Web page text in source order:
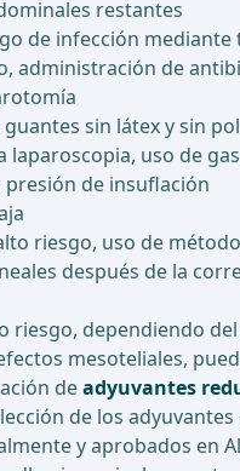
restantes
de infección mediante
administración de
sin látex y sin
laparoscopia, uso de
de insuflación
riesgo, uso de
después de la
riesgo, dependiendo del
mesoteliales,
deadyuvantes
de los
y aprobados en